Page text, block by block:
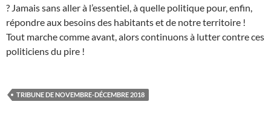
? Jamais sans aller à l’essentiel, à quelle politique pour, enfin,
répondre aux besoins des habitants et de notre territoire !
Tout marche comme avant, alors continuons à lutter contre ces
politiciens du pire !
TRIBUNE DE NOVEMBRE-DÉCEMBRE 2018